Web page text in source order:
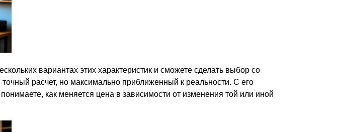
вариантах этих характеристик и сможете сделать выбор со
расчет, но максимально приближенный к реальности. С его
как меняется цена в зависимости от изменения той или иной